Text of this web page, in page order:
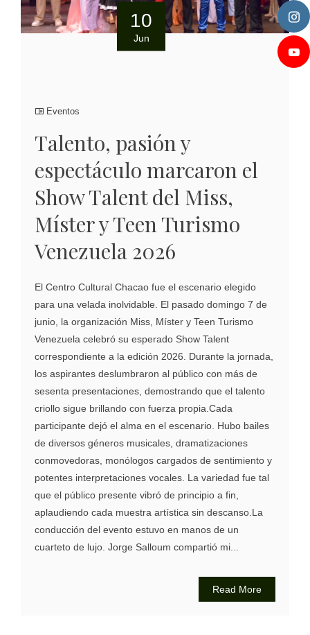
10
Jun
Eventos
Talento, pasión y
espectáculo marcaron el
Show Talent del Miss,
Míster y Teen Turismo
Venezuela 2026
El Centro Cultural Chacao fue el escenario elegido
para una velada inolvidable. El pasado domingo 7 de
junio, la organización Miss, Míster y Teen Turismo
Venezuela celebró su esperado Show Talent
correspondiente a la edición 2026. Durante la jornada,
los aspirantes deslumbraron al público con más de
sesenta presentaciones, demostrando que el talento
criollo sigue brillando con fuerza propia.Cada
participante dejó el alma en el escenario. Hubo bailes
de diversos géneros musicales, dramatizaciones
conmovedoras, monólogos cargados de sentimiento y
potentes interpretaciones vocales. La variedad fue tal
que el público presente vibró de principio a fin,
aplaudiendo cada muestra artística sin descanso.La
conducción del evento estuvo en manos de un
cuarteto de lujo. Jorge Salloum compartió mi...
Read More